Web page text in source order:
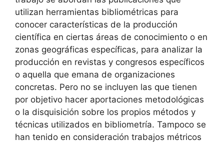
utilizan herramientas bibliométricas para
conocer características de la producción
científica en ciertas áreas de conocimiento o en
zonas geográficas específicas, para analizar la
producción en revistas y congresos específicos
o aquella que emana de organizaciones
concretas. Pero no se incluyen las que tienen
por objetivo hacer aportaciones metodológicas
o la disquisición sobre los propios métodos y
técnicas utilizados en bibliometría. Tampoco se
han tenido en consideración trabajos métricos